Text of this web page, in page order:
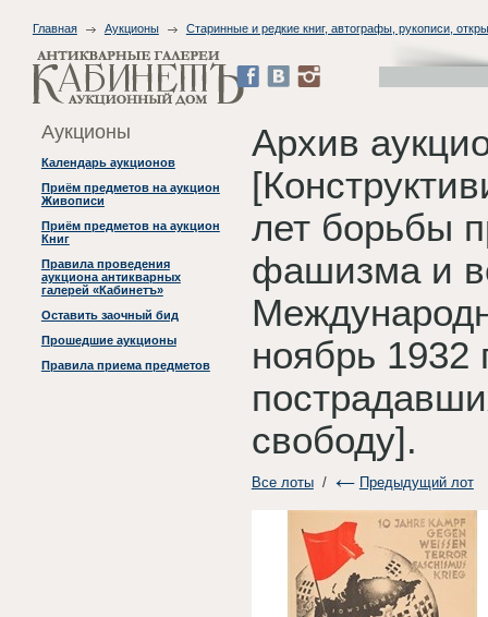
Главная Аукционы Старинные и редкие книг, автографы, рукописи,
Аукционы
Календарь аукционов
Приём предметов на аукцион
Живописи
Приём предметов на аукцион
Книг
Правила проведения
аукциона антикварных
галерей «Кабинетъ»
Оставить заочный бид
Прошедшие аукционы
Правила приема предметов
Архив
лет борьбы
фашизма и
ноябрь
свободу].
Все лоты/ Предыдущий лот